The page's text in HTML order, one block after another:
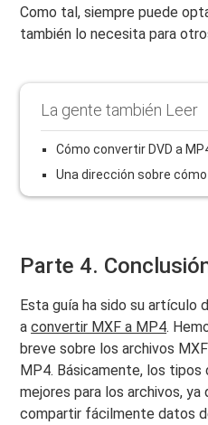
Como tal, siempre puede
también lo necesita para
La gente también Leer
Cómo convertir DVD a
Una dirección sobre
Parte 4.
Esta guía ha sido su artículo
aconvertir MXF a MP4.
breve sobre los archivos
MP4. Básicamente, los tipos
mejores para los archivos,
compartir fácilmente datos